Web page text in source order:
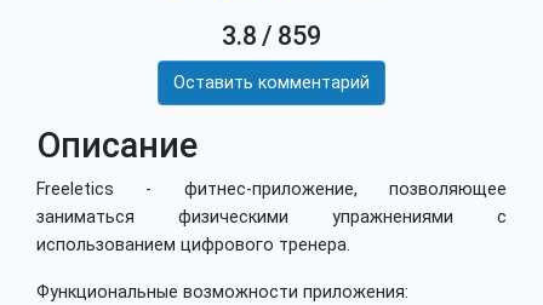
3.8 / 859
Оставить комментарий
Описание
Freeletics - фитнес-приложение, позволяющее
заниматься физическими упражнениями с
использованием цифрового тренера.
Функциональные возможности приложения: